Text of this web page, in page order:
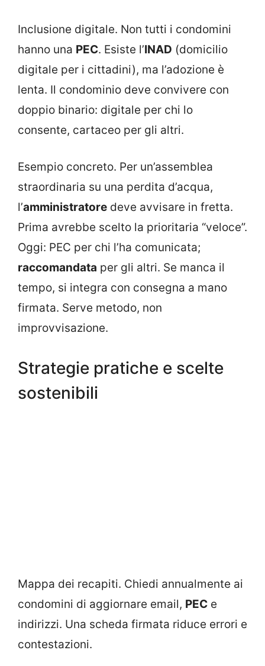
Inclusione digitale. Non tutti i condomini
hanno una PEC. Esiste l’INAD (domicilio
digitale per i cittadini), ma l’adozione è
lenta. Il condominio deve convivere con
doppio binario: digitale per chi lo
consente, cartaceo per gli altri.
Esempio concreto. Per un’assemblea
straordinaria su una perdita d’acqua,
l’amministratore deve avvisare in fretta.
Prima avrebbe scelto la prioritaria “veloce”.
Oggi: PEC per chi l’ha comunicata;
raccomandata per gli altri. Se manca il
tempo, si integra con consegna a mano
firmata. Serve metodo, non
improvvisazione.
Strategie pratiche e scelte
sostenibili
Mappa dei recapiti. Chiedi annualmente ai
condomini di aggiornare email, PEC e
indirizzi. Una scheda firmata riduce errori e
contestazioni.